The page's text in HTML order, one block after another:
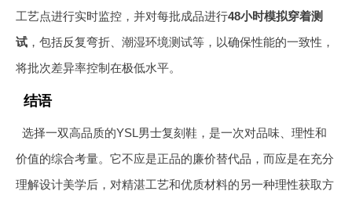
工艺点进行实时监控，并对每批成品进行48小时模拟穿着测
试 ，包括反复弯折、潮湿环境测试等，以确保性能的一致性，
将批次差异率控制在极低水平。
结语
选择一双高品质的YSL男士复刻鞋，是一次对品味、理性和
价值的综合考量。它不应是正品的廉价替代品，而应是在充分
理解设计美学后，对精湛工艺和优质材料的另一种理性获取方